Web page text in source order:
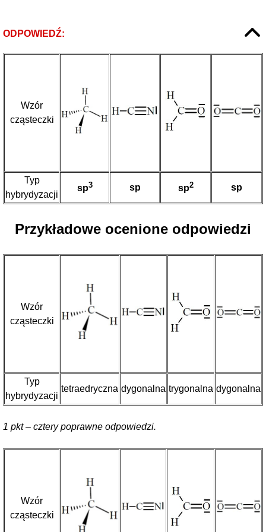
ODPOWIEDŹ:
Wzór
cząsteczki
Typ
hybrydyzacji
sp3 sp sp2 sp
Przykładowe ocenione odpowiedzi
Wzór
cząsteczki
Typ
hybrydyzacji
tetraedryczna dygonalna trygonalna dygonalna
1 pkt – cztery poprawne odpowiedzi.
Wzór
cząsteczki